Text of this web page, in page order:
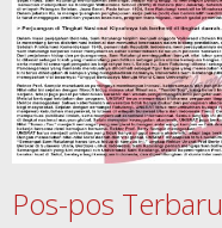
Pos-pos Terbaru